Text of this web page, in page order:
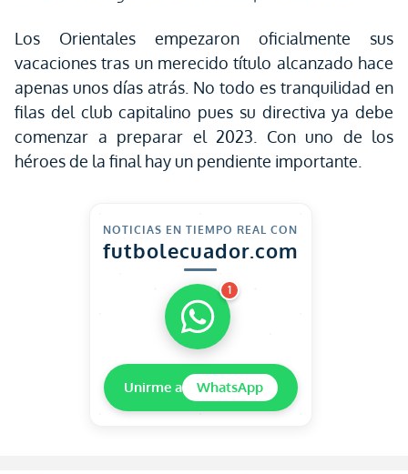
Los Orientales empezaron oficialmente sus
vacaciones tras un merecido título alcanzado hace
apenas unos días atrás. No todo es tranquilidad en
filas del club capitalino pues su directiva ya debe
comenzar a preparar el 2023. Con uno de los
héroes de la final hay un pendiente importante.
NOTICIAS EN TIEMPO REAL CON
futbolecuador.com
1
Unirme a WhatsApp